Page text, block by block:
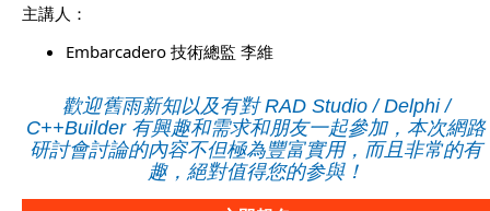
主講人：
Embarcadero 技術總監 李維
歡迎舊雨新知以及有對 RAD Studio / Delphi /
C++Builder 有興趣和需求和朋友一起參加，本次網路
研討會討論的內容不但極為豐富實用，而且非常的有
趣，絕對值得您的参與！